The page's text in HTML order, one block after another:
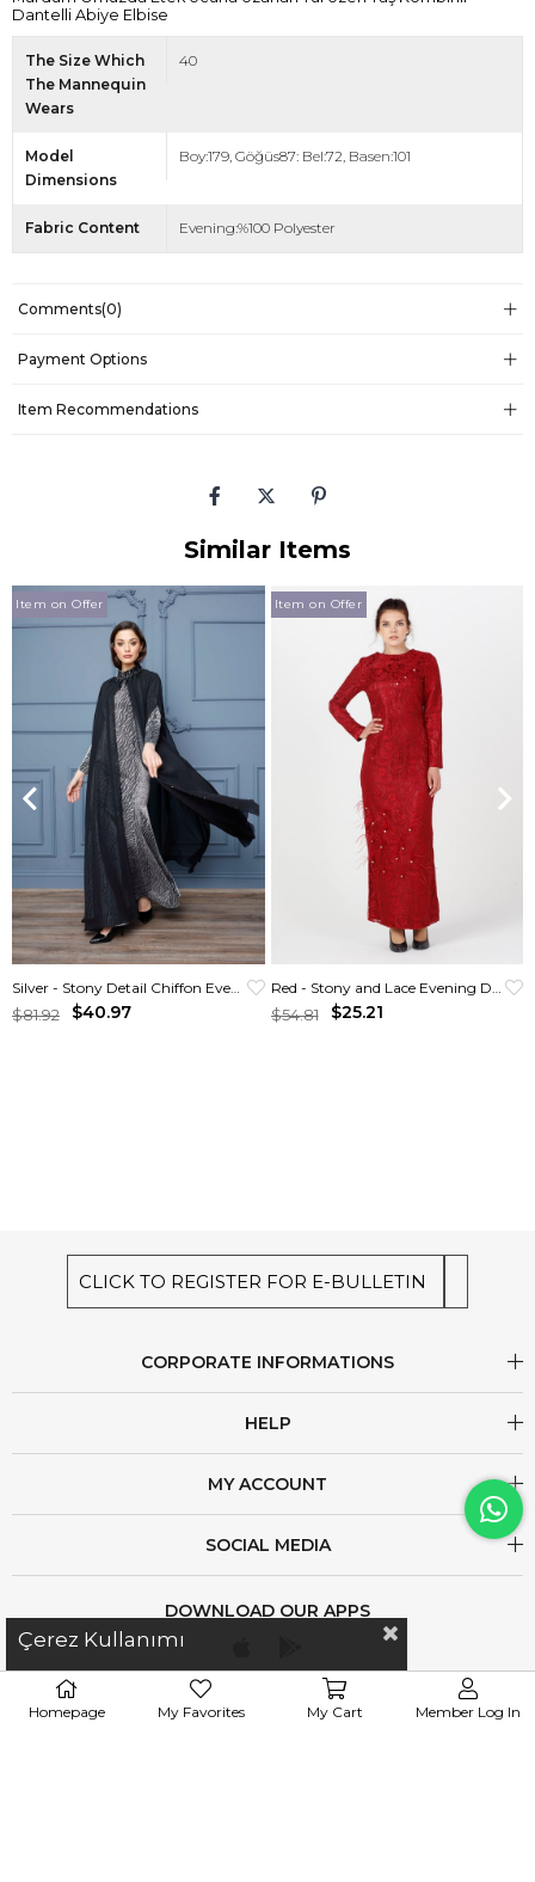
Dantelli Abiye Elbise
The Size Which
The Mannequin
Wears
40
Model
Dimensions
Boy:179, Göğüs87: Bel:72, Basen:101
Fabric Content Evening:%100 Polyester
Comments(0)
Payment Options
Item Recommendations
Similar Items
$40.97
$81.92
Item on Offer
$25.21
$54.81
Item on Offer
CLICK TO REGISTER FOR E-BULLETIN
CORPORATE INFORMATIONS
HELP
MY ACCOUNT
SOCIAL MEDIA
DOWNLOAD OUR APPS
Çerez Kullanımı
Homepage My Favorites My Cart Member Log In